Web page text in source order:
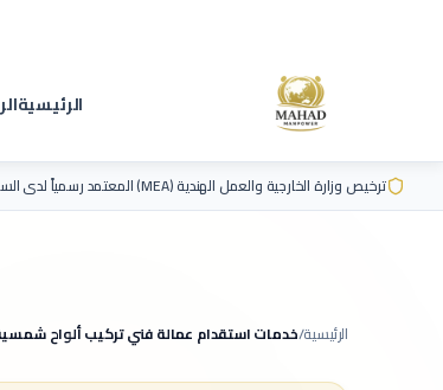
الرئيسية
ترخيص وزارة الخارجية والعمل الهندية (MEA) المعتمد رسمياً لدى السفارة السعودية
الرئيسية/خدمات استقدام عمالةفني تركيب ألواح